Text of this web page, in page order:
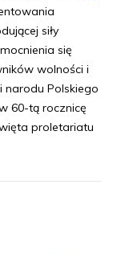
siły
się
wolności i
Polskiego
60-tą rocznicę
proletariatu